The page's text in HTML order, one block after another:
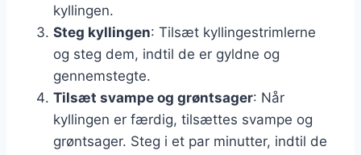
kyllingen.
Steg kyllingen: Tilsæt kyllingestrimlerne
og steg dem, indtil de er gyldne og
gennemstegte.
Tilsæt svampe og grøntsager: Når
kyllingen er færdig, tilsættes svampe og
grøntsager. Steg i et par minutter, indtil de